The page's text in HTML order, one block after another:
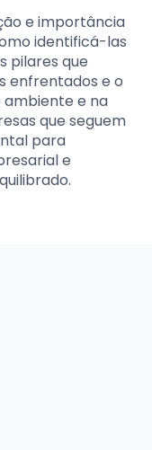
e importância
identificá-las
pilares que
enfrentados e o
e na
que seguem
para
e